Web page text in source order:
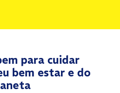
para cuidar
bem estar e do